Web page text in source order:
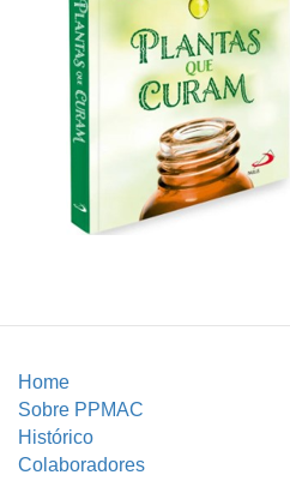
Home
Sobre PPMAC
Histórico
Colaboradores